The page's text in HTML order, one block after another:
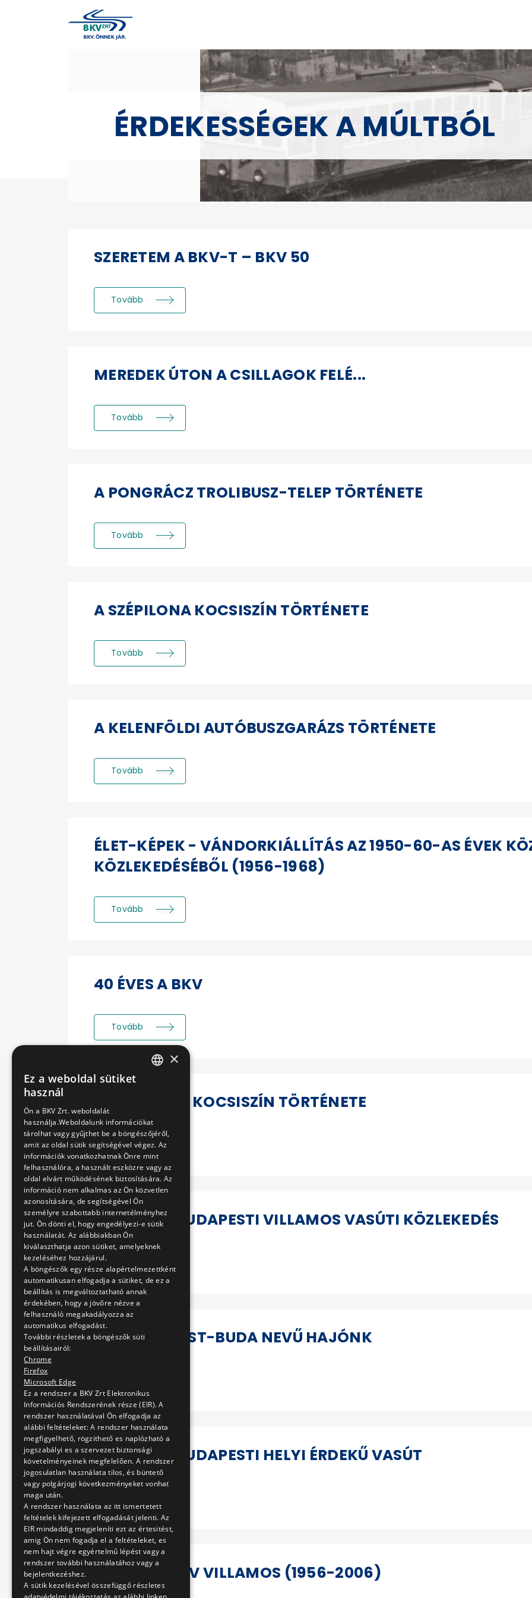
ÉRDEKESSÉGEK A MÚLTBÓL
SZERETEM A BKV-T – BKV 50
Tovább
MEREDEK ÚTON A CSILLAGOK FELÉ...
Tovább
A PONGRÁCZ TROLIBUSZ-TELEP TÖRTÉNETE
Tovább
A SZÉPILONA KOCSISZÍN TÖRTÉNETE
Tovább
A KELENFÖLDI AUTÓBUSZGARÁZS TÖRTÉNETE
Tovább
ÉLET-KÉPEK - VÁNDORKIÁLLÍTÁS AZ 1950-60-AS ÉVEK
KÖZLEKEDÉSÉBŐL (1956-1968)
Tovább
40 ÉVES A BKV
Tovább
A HUNGÁRIA KOCSISZÍN TÖRTÉNETE
Tovább
120 ÉVES A BUDAPESTI VILLAMOS VASÚTI KÖZLEKEDÉS
20 ÉVES A PEST-BUDA NEVŰ HAJÓNK
120 ÉVES A BUDAPESTI HELYI ÉRDEKŰ VASÚT
50 ÉVES AZ UV VILLAMOS (1956-2006)
×
Ez a weboldal sütiket
használ
Ön a BKV Zrt. weboldalát
használja.Weboldalunk információkat
tárolhat vagy gyűjthet be a böngészőjéről,
amit az oldal sütik segítségével végez. Az
információk vonatkozhatnak Önre mint
felhasználóra, a használt eszközre vagy az
oldal elvárt működésének biztosítására. Az
információ nem alkalmas az Ön közvetlen
azonosítására, de segítségével Ön
személyre szabottabb internetélményhez
jut. Ön dönti el, hogy engedélyezi-e sütik
használatát. Az alábbiakban Ön
kiválaszthatja azon sütiket, amelyeknek
kezeléséhez hozzájárul.
A böngészők egy része alapértelmezettként
automatikusan elfogadja a sütiket, de ez a
beállítás is megváltoztatható annak
érdekében, hogy a jövőre nézve a
felhasználó megakadályozza az
automatikus elfogadást.
További részletek a böngészők süti
beállításairól:
Chrome
Firefox
Microsoft Edge
Ez a rendszer a BKV Zrt Elektronikus
Információs Rendszerének része (EIR). A
rendszer használatával Ön elfogadja az
alábbi feltételeket: A rendszer használata
megfigyelhető, rögzithető es naplózható a
jogszabályi es a szervezet biztonsági
követelményeinek megfelelően. A rendszer
jogosulatlan használata tilos, és büntető
vagy polgárjogi következményeket vonhat
maga után.
A rendszer használata az itt ismertetett
feltételek kifejezett elfogadását jelenti. Az
EIR mindaddig megjeleníti ezt az értesitést,
amig Ön nem fogadja el a feltételeket, es
nem hajt végre egyértelmű lépést vagy a
rendszer további használatához vagy a
bejelentkezéshez.
A sütik kezelésével összefüggő részletes